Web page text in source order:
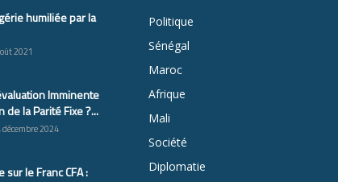
humiliée par la
2021
Imminente
de la Parité Fixe ?...
décembre 2024
sur le Franc CFA :
Politique
Sénégal
Maroc
Afrique
Mali
Société
Diplomatie